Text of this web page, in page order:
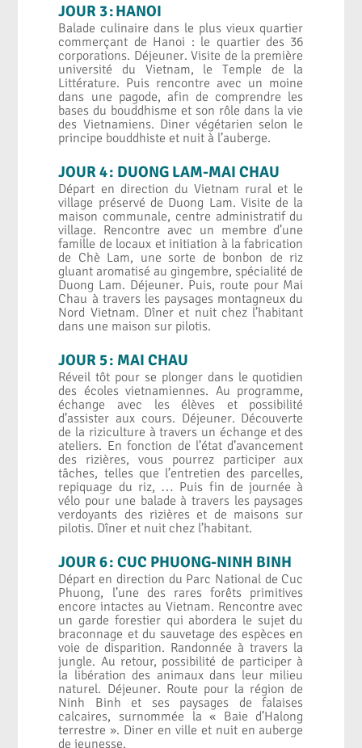
JOUR 3 : HANOI
Balade culinaire dans le plus vieux quartier
commerçant de Hanoi : le quartier des 36
corporations. Déjeuner. Visite de la première
université du Vietnam, le Temple de la
Littérature. Puis rencontre avec un moine
dans une pagode, afin de comprendre les
bases du bouddhisme et son rôle dans la vie
des Vietnamiens. Diner végétarien selon le
principe bouddhiste et nuit à l’auberge.
JOUR 4 : DUONG LAM-MAI CHAU
Départ en direction du Vietnam rural et le
village préservé de Duong Lam. Visite de la
maison communale, centre administratif du
village. Rencontre avec un membre d’une
famille de locaux et initiation à la fabrication
de Chè Lam, une sorte de bonbon de riz
gluant aromatisé au gingembre, spécialité de
Duong Lam. Déjeuner. Puis, route pour Mai
Chau à travers les paysages montagneux du
Nord Vietnam. Dîner et nuit chez l’habitant
dans une maison sur pilotis.
JOUR 5 : MAI CHAU
Réveil tôt pour se plonger dans le quotidien
des écoles vietnamiennes. Au programme,
échange avec les élèves et possibilité
d’assister aux cours. Déjeuner. Découverte
de la riziculture à travers un échange et des
ateliers. En fonction de l’état d’avancement
des rizières, vous pourrez participer aux
tâches, telles que l’entretien des parcelles,
repiquage du riz, … Puis fin de journée à
vélo pour une balade à travers les paysages
verdoyants des rizières et de maisons sur
pilotis. Dîner et nuit chez l’habitant.
JOUR 6 : CUC PHUONG-NINH BINH
Départ en direction du Parc National de Cuc
Phuong, l’une des rares forêts primitives
encore intactes au Vietnam. Rencontre avec
un garde forestier qui abordera le sujet du
braconnage et du sauvetage des espèces en
voie de disparition. Randonnée à travers la
jungle. Au retour, possibilité de participer à
la libération des animaux dans leur milieu
naturel. Déjeuner. Route pour la région de
Ninh Binh et ses paysages de falaises
calcaires, surnommée la « Baie d’Halong
terrestre ». Diner en ville et nuit en auberge
de jeunesse.